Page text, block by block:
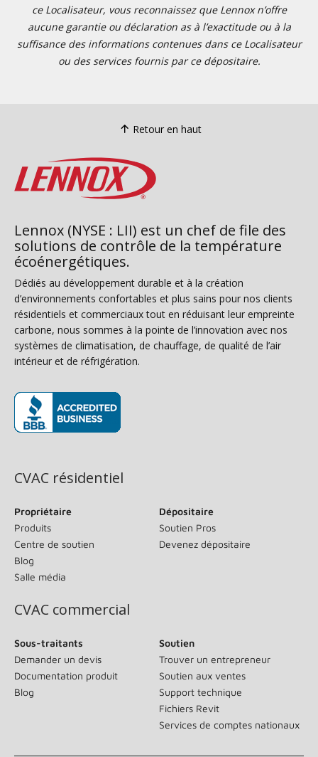
ce Localisateur, vous reconnaissez que Lennox n’offre
aucune garantie ou déclaration as à l’exactitude ou à la
suffisance des informations contenues dans ce Localisateur
ou des services fournis par ce dépositaire.
Retour en haut
Lennox (NYSE : LII) est un chef de file des
solutions de contrôle de la température
écoénergétiques.
Dédiés au développement durable et à la création
d’environnements confortables et plus sains pour nos clients
résidentiels et commerciaux tout en réduisant leur empreinte
carbone, nous sommes à la pointe de l’innovation avec nos
systèmes de climatisation, de chauffage, de qualité de l’air
intérieur et de réfrigération.
CVAC résidentiel
Propriétaire
Produits
Centre de soutien
Blog
Salle média
Dépositaire
Soutien Pros
Devenez dépositaire
CVAC commercial
Sous-traitants
Demander un devis
Documentation produit
Blog
Soutien
Trouver un entrepreneur
Soutien aux ventes
Support technique
Fichiers Revit
Services de comptes nationaux